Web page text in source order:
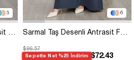
3 6
$96.57
Sepette Net %25 İndirim $72.43